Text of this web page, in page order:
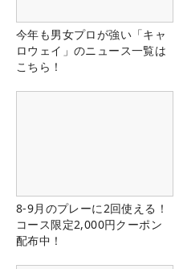
今年も男女プロが強い「キャ
ロウェイ」のニュース一覧は
こちら！
8-9月のプレーに2回使える！
コース限定2,000円クーポン
配布中！